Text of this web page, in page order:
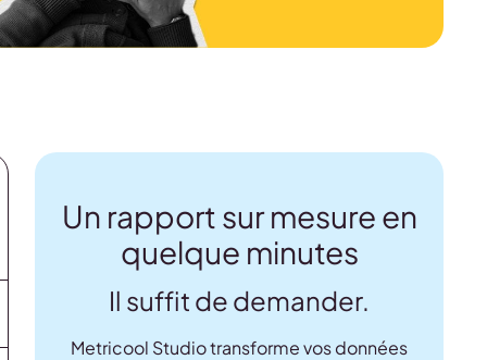
Un rapport sur mesure en
quelque minutes
Il suffit de demander.
Metricool Studio transforme vos données